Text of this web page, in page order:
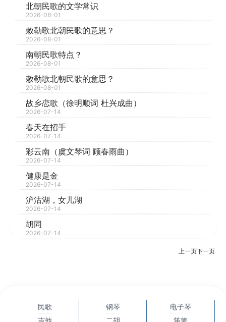
北朝民歌的文学常识
2026-08-01
敕勒歌北朝民歌的意思？
2026-08-01
南朝民歌特点？
2026-08-01
敕勒歌北朝民歌的意思？
2026-08-01
故乡恋歌（徐明顺词 杜兴成曲）
2026-07-14
春天在招手
2026-07-14
彩云南（虞文琴词 顾春雨曲）
2026-07-14
健康是金
2026-07-14
沪沽湖，女儿湖
2026-07-14
胡同
2026-07-14
上一页下一页
民歌 钢琴
电子琴
吉他
二胡 笛箫